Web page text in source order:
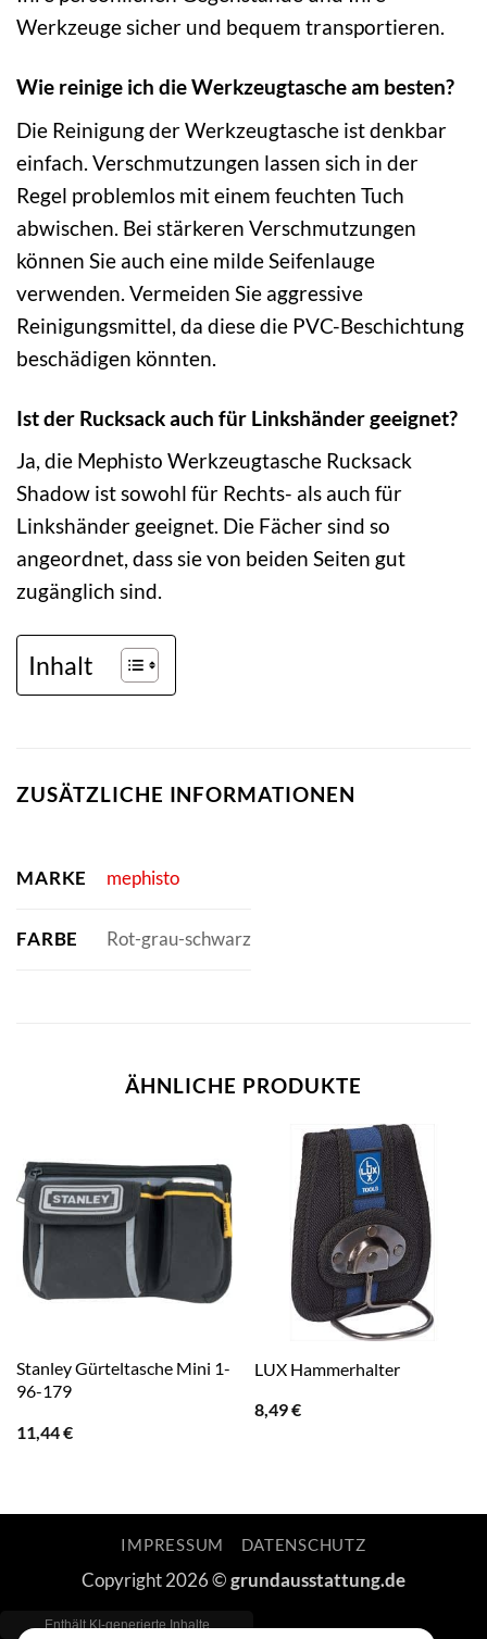
Werkzeuge sicher und bequem transportieren.
Wie reinige ich die Werkzeugtasche am besten?
Die Reinigung der Werkzeugtasche ist denkbar
einfach. Verschmutzungen lassen sich in der
Regel problemlos mit einem feuchten Tuch
abwischen. Bei stärkeren Verschmutzungen
können Sie auch eine milde Seifenlauge
verwenden. Vermeiden Sie aggressive
Reinigungsmittel, da diese die PVC-Beschichtung
beschädigen könnten.
Ist der Rucksack auch für Linkshänder geeignet?
Ja, die Mephisto Werkzeugtasche Rucksack
Shadow ist sowohl für Rechts- als auch für
Linkshänder geeignet. Die Fächer sind so
angeordnet, dass sie von beiden Seiten gut
zugänglich sind.
Inhalt
ZUSÄTZLICHE INFORMATIONEN
MARKE mephisto
FARBE Rot-grau-schwarz
ÄHNLICHE PRODUKTE
Stanley Gürteltasche Mini 1-
96-179
11,44€
LUX Hammerhalter
8,49€
IMPRESSUM DATENSCHUTZ
Copyright 2026 ©grundausstattung.de